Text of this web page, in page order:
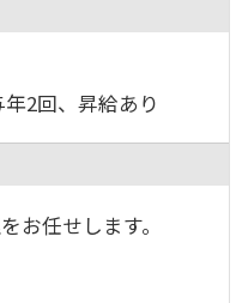
2回、昇給あり
お任せします。